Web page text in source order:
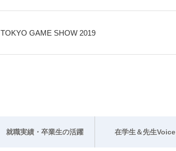
TOKYO GAME SHOW 2019
就職実績・卒業生の活躍 在学生＆先生Voice